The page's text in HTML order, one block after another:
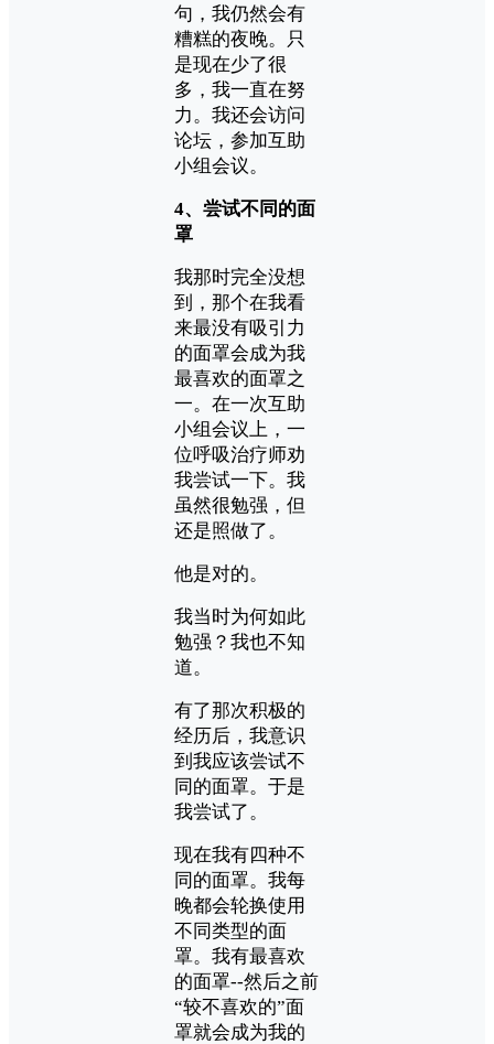
句，我仍然会有
糟糕的夜晚。只
是现在少了很
多，我一直在努
力。我还会访问
论坛，参加互助
小组会议。
4、尝试不同的面
罩
我那时完全没想
到，那个在我看
来最没有吸引力
的面罩会成为我
最喜欢的面罩之
一。在一次互助
小组会议上，一
位呼吸治疗师劝
我尝试一下。我
虽然很勉强，但
还是照做了。
他是对的。
我当时为何如此
勉强？我也不知
道。
有了那次积极的
经历后，我意识
到我应该尝试不
同的面罩。于是
我尝试了。
现在我有四种不
同的面罩。我每
晚都会轮换使用
不同类型的面
罩。我有最喜欢
的面罩--然后之前
“较不喜欢的”面
罩就会成为我的